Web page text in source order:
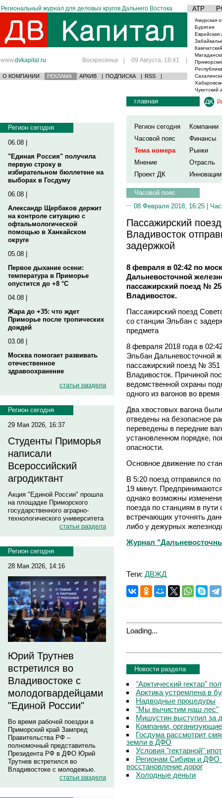
Региональный журнал для деловых кругов Дальнего Востока АТР
www.dvkapital.ru Воскресенье | 09 Августа, 18:41 |
О КОМПАНИИ РЕКЛАМА АРХИВ | ПОДПИСКА | RSS |
Амурская
Бурятия
Еврейская
Чукотский
Регион сегодня
06.08 |
"Единая Россия" получила
первую строку в
избирательном бюллетене на
выборах в Госдуму
06.08 |
Александр Щербаков держит
на контроле ситуацию с
офтальмологической
помощью в Ханкайском
округе
05.08 |
Первое дыхание осени:
температура в Приморье
опустится до +8 °C
04.08 |
Жара до +35: что ждет
Приморье после тропических
дождей
03.08 |
Москва помогает развивать
отечественное
здравоохранение
статьи раздела
Регион сегодня
29 Мая 2026, 16:37
Студенты Приморья
написали
Всероссийский
агродиктант
Акция "Единой России" прошла
на площадке Приморского
государственного аграрно-
технологического университета
статьи раздела
Регион сегодня
28 Мая 2026, 14:16
Юрий Трутнев
встретился во
Владивостоке с
молодогвардейцами
"Единой России"
Во время рабочей поездки в
Приморский край Зампред
Правительства РФ –
полномочный представитель
Президента РФ в ДФО Юрий
Трутнев встретился во
Владивостоке с молодежью.
статьи раздела
главная
Регион сегодня
Компании
Часовой пояс
Финансы
Тема номера
Рынки
Мнение
Отрасль
Проект ДК
Инновации
Часовой пояс
08 Февраля 2018, 16:25 |
Пассажирский
Владивосток
задержкой
8 февраля в 02:42 по
Дальневосточной
пассажирский поезд №
Владивосток.
Пассажирский поезд
со станции Эльбан с
предмета
8 февраля 2018 года в
Эльбан Дальневосточной
пассажирский поезд №
Владивосток. Причиной
ведомственной охраны
одного из вагонов во
Два хвостовых вагона
отведены на безопасное
переведены в передние
установленном порядке,
опасности.
Основное движение по
В 5:20 поезд отправился
19 минут.
однако возможны
поезда по станциям в
встречающих уточнять
либо у дежурных
Журнал
Теги: ДВЖД
Loading...
Новости раздела
"Арктический гектар"
Арктика устремлена в
Надводные процедуры
"Мы вычистим наш лес"
Мишустин выступил за
Компании,
Госдума рассмотрит
земли в ДФО
Условия "гектарной"
Регионам Сибири и ДФО
восстановление дорог
Холодные деньги